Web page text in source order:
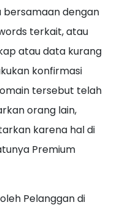
bersamaan dengan
terkait, atau
atau data kurang
konfirmasi
tersebut telah
orang lain,
karena hal di
Premium
Pelanggan di